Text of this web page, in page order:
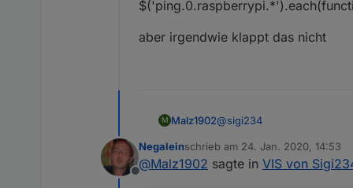
Skript von@ liv-in-sky :
Skript_NT_ping.txt
aber irgendwie klappt das nicht
M Malz1902@sigi234
Bzgl. des Ping Skriptes, ich
Offline
Negaleinschrieb am 24. Jan. 2020, 14:53
zuletzt editiert von
@Malz1902 sagte in VIS von